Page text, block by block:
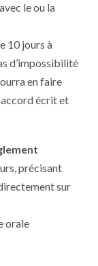
le ou la
10 jours à
d’impossibilité
en faire
accord écrit et
précisant
sur
orale